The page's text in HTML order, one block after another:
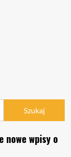
nowe wpisy o